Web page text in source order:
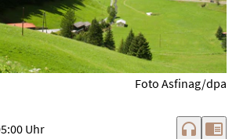
Foto Asfinag/dpa
Uhr headphones chrome_reader_mode